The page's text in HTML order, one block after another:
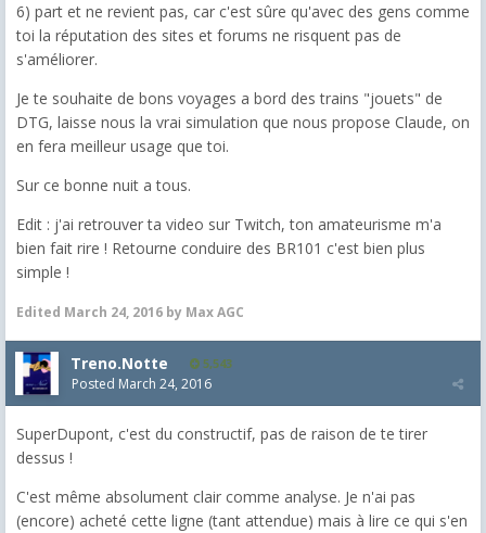
6) part et ne revient pas, car c'est sûre qu'avec des gens comme
toi la réputation des sites et forums ne risquent pas de
s'améliorer.
Je te souhaite de bons voyages a bord des trains "jouets" de
DTG, laisse nous la vrai simulation que nous propose Claude, on
en fera meilleur usage que toi.
Sur ce bonne nuit a tous.
Edit : j'ai retrouver ta video sur Twitch, ton amateurisme m'a
bien fait rire ! Retourne conduire des BR101 c'est bien plus
simple !
Edited March 24, 2016 by Max AGC
Treno.Notte 5,543
Posted March 24, 2016
SuperDupont, c'est du constructif, pas de raison de te tirer
dessus !
C'est même absolument clair comme analyse. Je n'ai pas
(encore) acheté cette ligne (tant attendue) mais à lire ce qui s'en